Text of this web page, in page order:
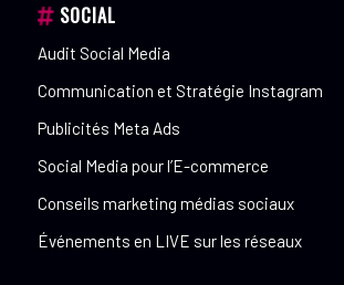
SOCIAL
Audit Social Media
Communication et Stratégie Instagram
Publicités Meta Ads
Social Media pour l’E-commerce
Conseils marketing médias sociaux
Événements en LIVE sur les réseaux